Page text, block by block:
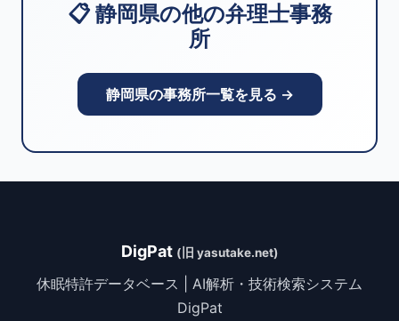
📋 静岡県の他の弁理士事務
所
静岡県の事務所一覧を見る →
DigPat (旧 yasutake.net)
休眠特許データベース | AI解析・技術検索システム
DigPat